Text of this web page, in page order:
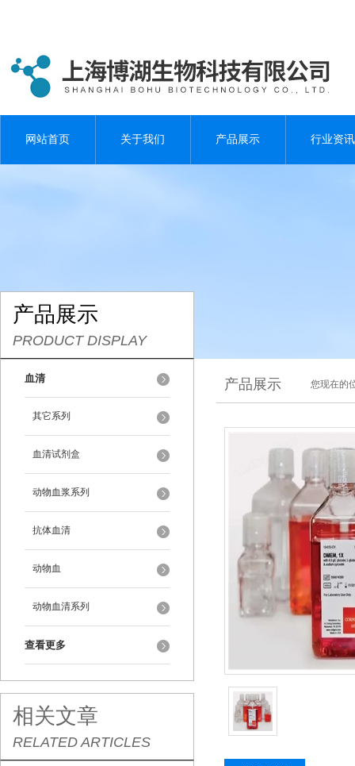
网站首页 关于我们 产品展示 行业资讯
产品展示
PRODUCT DISPLAY
血清
其它系列
血清试剂盒
动物血浆系列
抗体血清
动物血
动物血清系列
查看更多
相关文章
RELATED ARTICLES
产品展示 您现在的